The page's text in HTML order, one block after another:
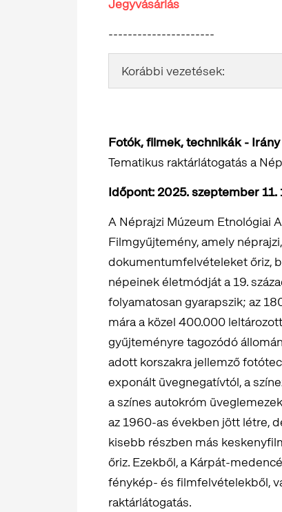
Jegyvásárlás
----------------------
Korábbi vezetések:
Fotók, filmek, technikák -
Tematikus raktárlátogatás a
Időpont: 2025. szeptember 11.
A Néprajzi Múzeum Etnológiai
Filmgyűjtemény, amely
dokumentumfelvételeket őriz,
népeinek életmódját a 19.
folyamatosan gyarapszik; az
mára a közel 400.000
gyűjteményre tagozódó
adott korszakra jellemző
exponált üvegnegatívtól, a
a színes autokróm
az 1960-as években jött létre,
kisebb részben más
őriz. Ezekből, a Kárpát-
fénykép- és filmfelvételekből,
raktárlátogatás.